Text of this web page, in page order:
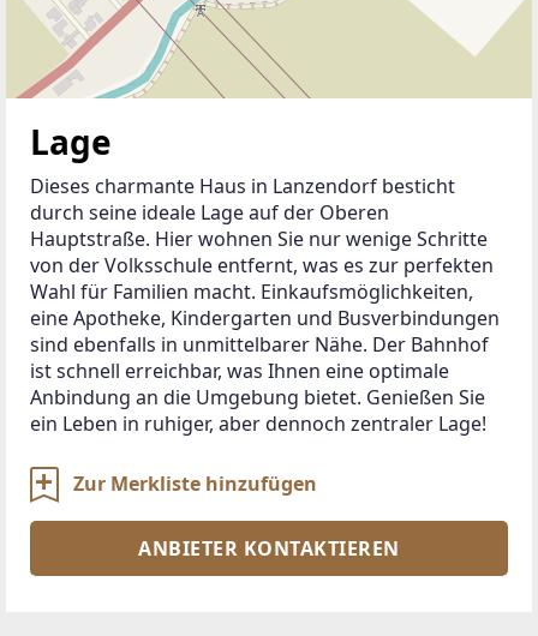
Lage
Dieses charmante Haus in Lanzendorf besticht
durch seine ideale Lage auf der Oberen
Hauptstraße. Hier wohnen Sie nur wenige Schritte
von der Volksschule entfernt, was es zur perfekten
Wahl für Familien macht. Einkaufsmöglichkeiten,
eine Apotheke, Kindergarten und Busverbindungen
sind ebenfalls in unmittelbarer Nähe. Der Bahnhof
ist schnell erreichbar, was Ihnen eine optimale
Anbindung an die Umgebung bietet. Genießen Sie
ein Leben in ruhiger, aber dennoch zentraler Lage!
Zur Merkliste hinzufügen
ANBIETER KONTAKTIEREN